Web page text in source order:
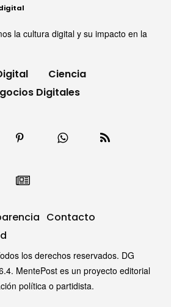
la cultura digital y su impacto en la
Ciencia
Digitales
Contacto
los derechos reservados. DG
MentePost es un proyecto editorial
política o partidista.